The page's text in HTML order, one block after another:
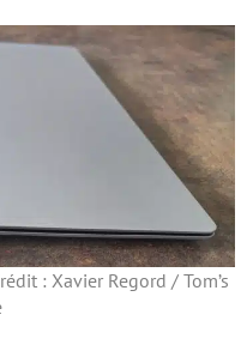
: Xavier Regord / Tom’s